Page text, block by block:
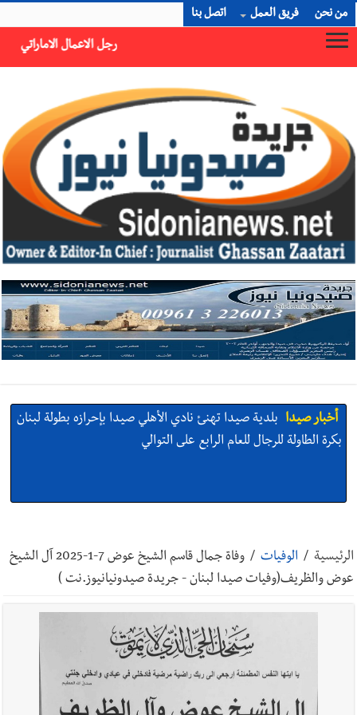
من نحن فريق العمل اتصل بنا
رجل الاعمال الاماراتي خلف الحبتور : 112 شهيداً شُيّعوا في ‫غزة‬ بعد أن بقوا تحت الأنقاض منذ عام 2023: أيُعقل أن يبقى الشعب الفلسطيني يعيش كل هذا الألم؟ وإلى متى تستمر هذه المعاناة التي تمزق القلوب والضمائر؟
أخبار صيدا بلدية صيدا تهنئ نادي الأهلي صيدا بإحرازه بطولة لبنان
بكرة الطاولة للرجال للعام الرابع على التوالي
أخبار صيدا
عمر مرجان يتصل برئيس النادي الرياضي مهنئا بإحراز
أخبار صيدا مؤسسة مياه لبنان الجنوبي : انخفاض التغذية بالمياه
الرئيسية / الوفيات /
وفاة جمال قاسم الشيخ عوض 7-1-2025 آل الشيخ
عوض والظريف(وفيات صيدا لبنان - جريدة صيدونيانيوز.نت )